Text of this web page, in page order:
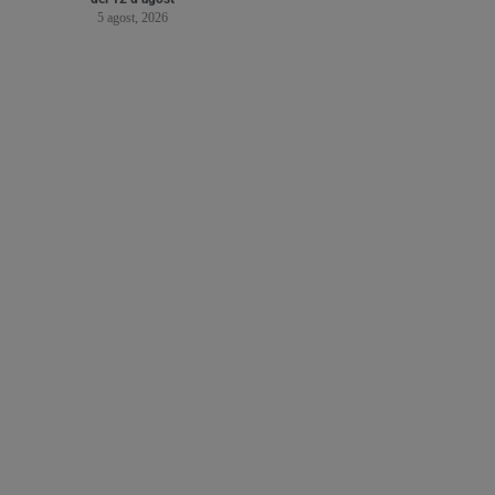
5 agost, 2026